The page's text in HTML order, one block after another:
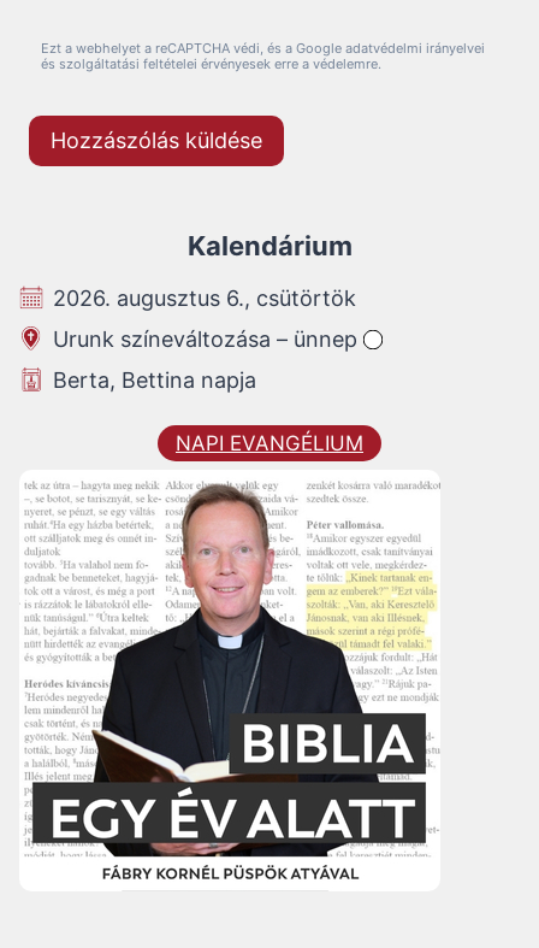
Ezt a webhelyet a reCAPTCHA védi, és a Google adatvédelmi irányelvei
és szolgáltatási feltételei érvényesek erre a védelemre.
Kalendárium
2026. augusztus 6., csütörtök
Urunk színeváltozása – ünnep
Berta, Bettina napja
NAPI EVANGÉLIUM